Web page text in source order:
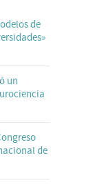
de
un
de